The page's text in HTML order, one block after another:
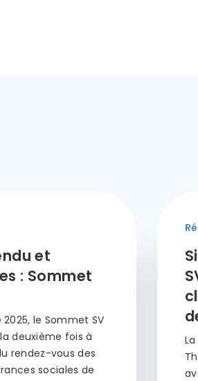
et
: Sommet
le Sommet SV
deuxième fois à
rendez-vous des
sociales de